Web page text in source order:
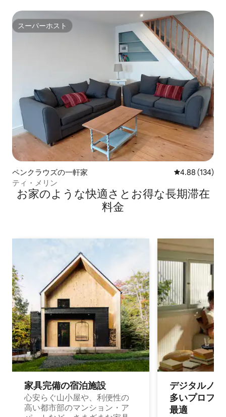
スーパーホスト
スーパーホスト
ペンクラウズの一軒家 レビュー134
4.88 (134)
ティ・メリン
お家のような快⁠適⁠さ⁠とお⁠得⁠な長⁠期⁠滞⁠在
料⁠金
家具完備の宿⁠泊⁠施⁠設
心安らぐ山小屋や、利便性の
高い都市部のマンション・ア
デジタルノ
多⁠いプ⁠ロ⁠フ⁠
最⁠適